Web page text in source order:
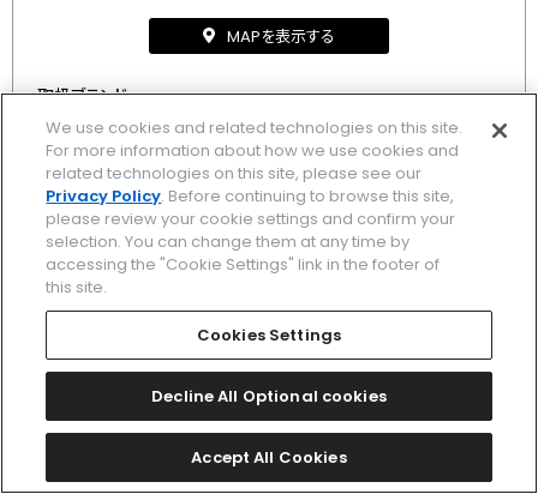
MAPを表示する
取扱ブランド
エコ・ドライブ ワン/エクシード/アテッサ/クロスシー/
シチズンコレクション/ キー /
We use cookies and related technologies on this site.
For more information about how we use cookies and
related technologies on this site, please see our
Privacy Policy. Before continuing to browse this site,
please review your cookie settings and confirm your
selection. You can change them at any time by
accessing the "Cookie Settings" link in the footer of
this site.
Cookies Settings
Decline All Optional cookies
Accept All Cookies